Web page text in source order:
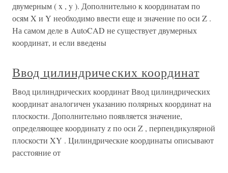
двумерным ( x , y ). Дополнительно к координатам по
осям X и Y необходимо ввести еще и значение по оси Z .
На самом деле в AutoCAD не существует двумерных
координат, и если введены
Ввод цилиндрических координат
Ввод цилиндрических координат Ввод цилиндрических
координат аналогичен указанию полярных координат на
плоскости. Дополнительно появляется значение,
определяющее координату z по оси Z , перпендикулярной
плоскости XY . Цилиндрические координаты описывают
расстояние от